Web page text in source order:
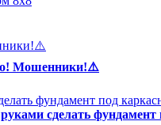
Мошенники!⚠️
сделать